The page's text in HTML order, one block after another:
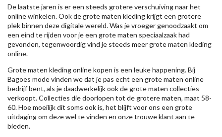
De laatste jaren is er een steeds grotere verschuiving naar het
online winkelen. Ook de grote maten kleding krijgt een grotere
plek binnen deze digitale wereld. Was je vroeger genoodzaakt om
een eind te rijden voor je een grote maten speciaalzaak had
gevonden, tegenwoordig vind je steeds meer grote maten kleding
online.
Grote maten kleding online kopen is een leuke happening. Bij
Bagoes mode vinden we dat je pas echt een grote maten online
bedrijf bent, als je daadwerkelijk ook de grote maten collecties
verkoopt. Collecties die doorlopen tot de grotere maten, maat 58-
60. Hoe moeilijk dit soms ook is, het blijft voor ons een grote
uitdaging om deze wel te vinden en onze trouwe klant aan te
bieden.